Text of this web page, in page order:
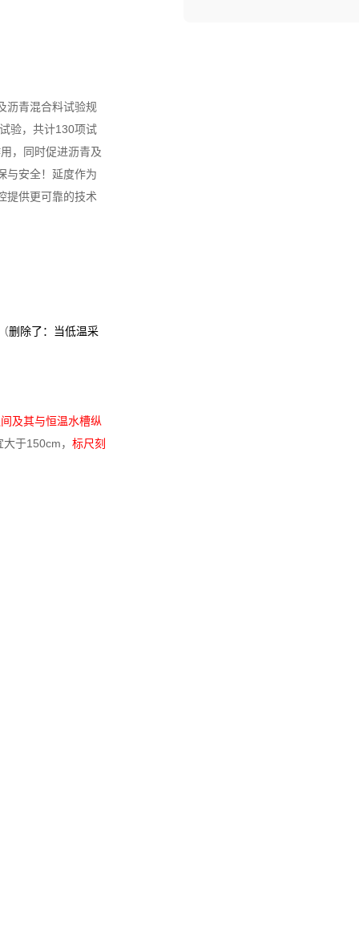
沥青混合料试验规
验，共计130项试
，同时促进沥青及
与安全！延度作为
提供更可靠的技术
删除了：当低温采
及其与恒温水槽纵
于150cm， 标尺刻